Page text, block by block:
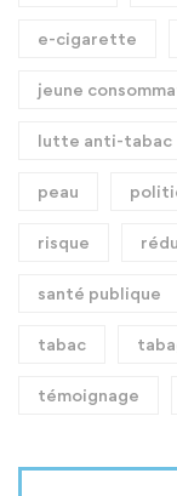
e-cigarette
jeune
lutte anti-tabac
peau
risque
santé publique
tabac
témoignage